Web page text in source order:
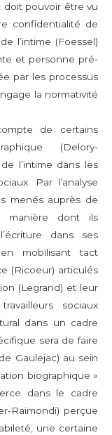
pouvoir être vu
confidentialité de
l’intime (Foessel)
et personne pré-
par les processus
la normativité
de certains
(Delory-
l’intime dans les
Par l’analyse
menés auprès de
manière dont ils
dans ses
mobilisant tact
(Ricoeur) articulés
(Legrand) et leur
sociaux
dans un cadre
sera de faire
Gaulejac) au sein
biographique »
dans le cadre
Raimondi) perçue
une certaine